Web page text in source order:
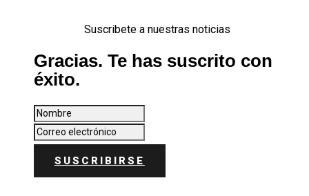
Suscribete a nuestras noticias
Gracias. Te has suscrito con
éxito.
SUSCRIBIRSE